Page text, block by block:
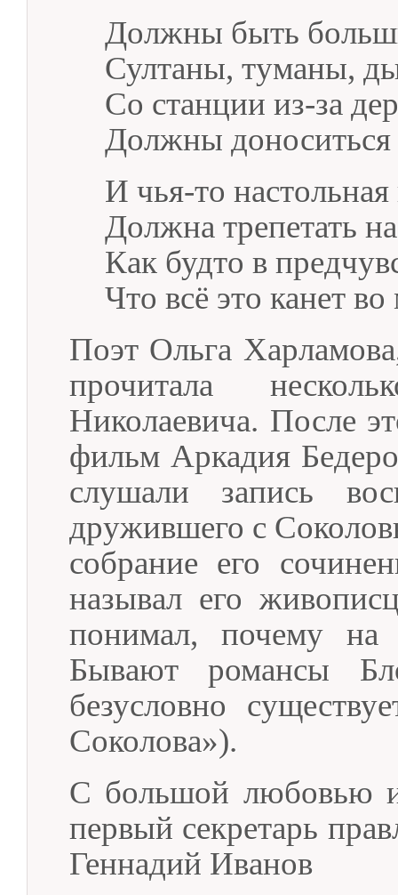
Должны быть
Султаны, туманы,
Со станции из-за
Должны доноситься
И чья-то настольная
Должна трепетать
Как будто в
Что всё это канет во
Поэт Ольга
прочитала
Николаевича. После
фильм Аркадия
слушали запись
дружившего с
собрание его
называл его
понимал, почему
Бывают романсы
безусловно
Соколова»).
С большой любовью
первый секретарь
Геннадий Иванов